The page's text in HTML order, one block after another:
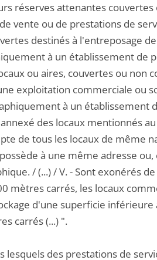
réserves attenantes
vente ou de prestations de
destinés à l'entreposage
à un établissement de
ou aires, couvertes ou non
exploitation commerciale ou
à un établissement
des locaux mentionnés
de tous les locaux de même
à une même adresse ou,
/ (...) / V. - Sont exonérés de
mètres carrés, les locaux
d'une superficie
carrés (...) ".
lesquels des prestations de